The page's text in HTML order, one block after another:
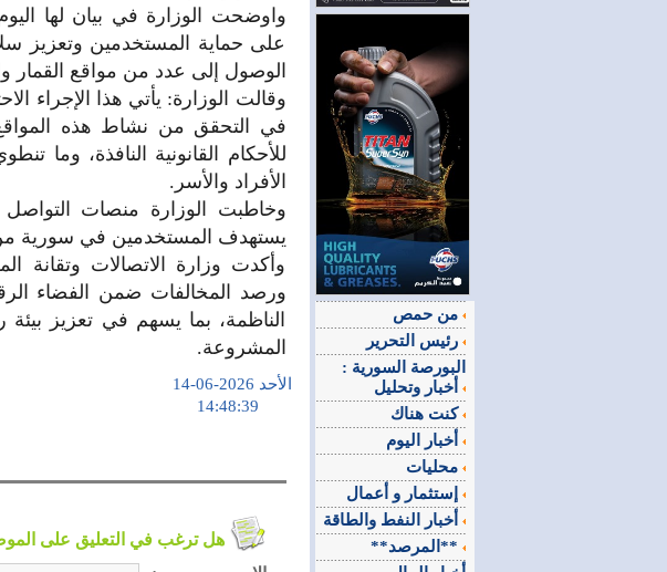
واوضحت الوزارة في بيان لها
على حماية المستخدمين وتعزيز
الوصول إلى عدد من مواقع القمار
وقالت الوزارة: يأتي هذا الإجراء
في التحقق من نشاط هذه
للأحكام القانونية النافذة، وما
الأفراد والأسر.
وخاطبت الوزارة منصات التواصل
يستهدف المستخدمين في سورية من
وأكدت وزارة الاتصالات وتقانة
ورصد المخالفات ضمن الفضاء
الناظمة، بما يسهم في تعزيز
المشروعة.
الأحد 2026-06-14
هل ترغب في التعليق على الموضوع ؟
البورصة السورية :
كنت هناك
**المرصد**